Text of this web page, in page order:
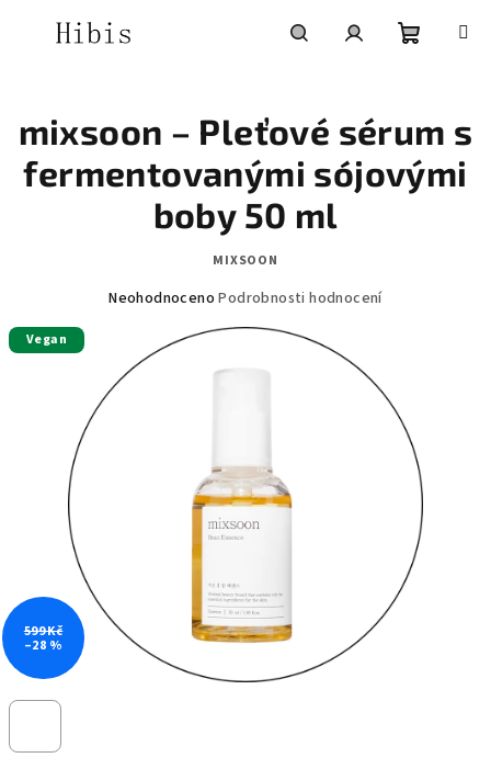
košík
mixsoon – Pleťové sérum s
fermentovanými sójovými
boby 50 ml
MIXSOON
Průměrné
produktu
0,0
Neohodnoceno Podrobnosti hodnocení
Vegan
599 Kč
–28 %